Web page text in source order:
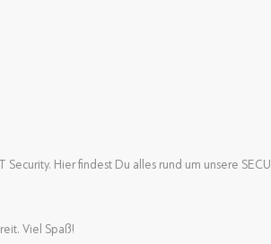
Hier findest Du alles rund um unsere
Viel Spaß!
Hier findest Du alles rund um unsere
Viel Spaß!